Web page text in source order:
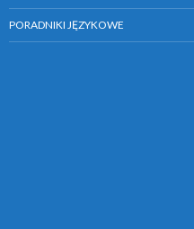
PORADNIKI JĘZYKOWE